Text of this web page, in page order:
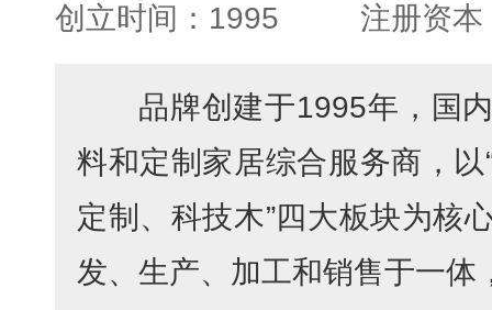
创立时间：1995 注册资
品牌创建于1995年，国
料和定制家居综合服务商，
定制、科技木”四大板块为核
发、生产、加工和销售于一体